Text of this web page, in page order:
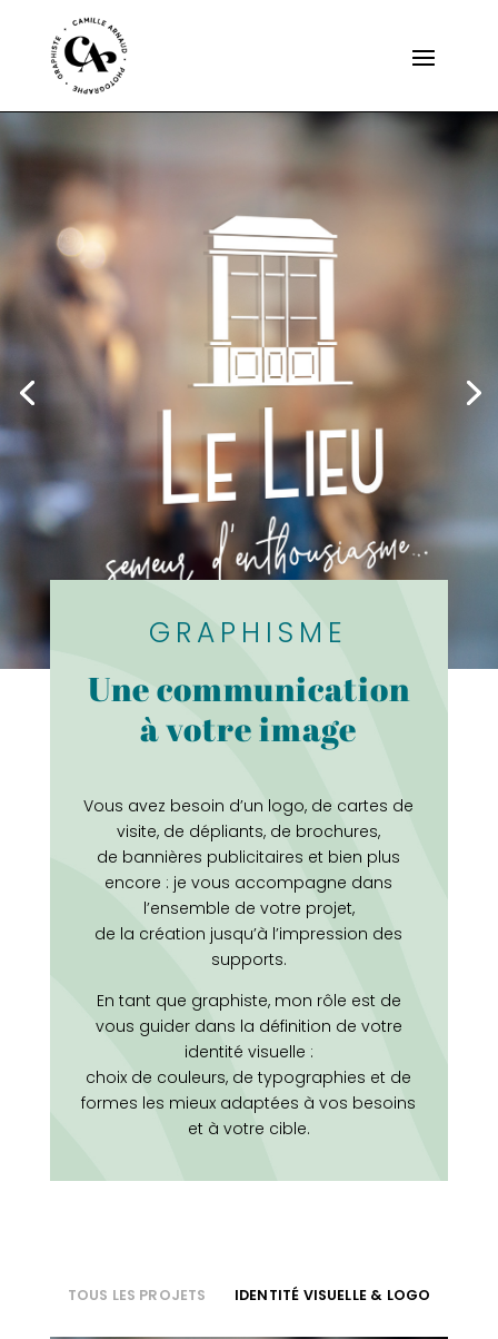
GRAPHISME
Une communication
à votre image
Vous avez besoin d’un logo, de cartes de
visite, de dépliants, de brochures,
de bannières publicitaires et bien plus
encore : je vous accompagne dans
l’ensemble de votre projet,
de la création jusqu’à l’impression des
supports.
En tant que graphiste, mon rôle est de
vous guider dans la définition de votre
identité visuelle :
choix de couleurs, de typographies et de
formes les mieux adaptées à vos besoins
et à votre cible.
TOUS LES PROJETS IDENTITÉ VISUELLE & LOGO